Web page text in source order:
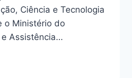
Ciência e Tecnologia
o Ministério do
Assistência…